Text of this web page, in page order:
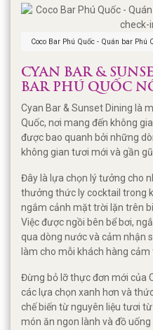
Coco Bar Phú Quốc - Quán bar Phú
CYAN BAR &
BAR PHÚ QUỐC
Cyan Bar & Sunset Dining là
Quốc, nơi mang đến không
được bao quanh bởi những
không gian tươi mới và gần
Đây là lựa chọn lý tưởng cho
thưởng thức ly cocktail trong
ngắm cảnh mặt trời lặn trên
Việc được ngồi bên bể bơi,
qua dòng nước và cảm nhận
làm cho mỗi khách hàng
Đừng bỏ lỡ thực đơn mới của
các lựa chọn xanh hơn và
chế biến từ nguyên liệu tươi
món ăn ngon lành và đồ